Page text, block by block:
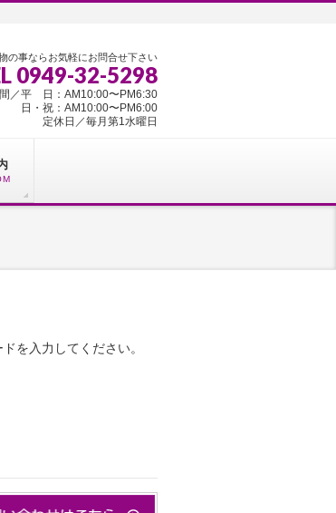
の事ならお気軽にお問合せ下さい
0949-32-5298
／平 日：AM10:00〜PM6:30
祝：AM10:00〜PM6:00
定休日／毎月第1水曜日
を入力してください。